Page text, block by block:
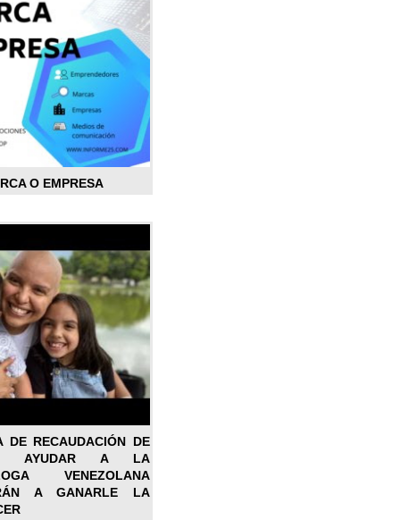
O EMPRESA
DE RECAUDACIÓN DE
AYUDAR A LA
VENEZOLANA
A GANARLE LA